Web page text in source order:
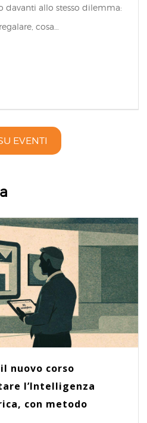
davanti allo stesso dilemma:
cosa…
EVENTI
nuovo corso
l’Intelligenza
con metodo